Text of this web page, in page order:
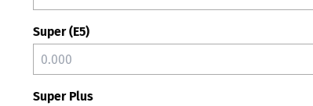
Super (E5)
Super Plus